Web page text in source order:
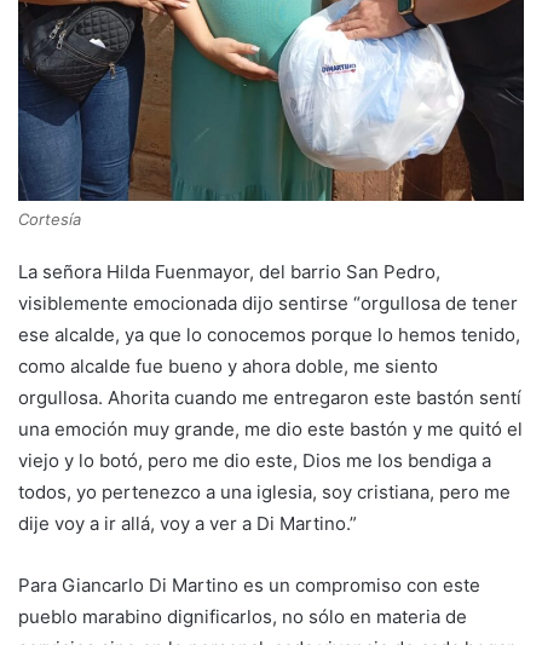
Cortesía
La señora Hilda Fuenmayor, del barrio San Pedro,
visiblemente emocionada dijo sentirse “orgullosa de tener
ese alcalde, ya que lo conocemos porque lo hemos tenido,
como alcalde fue bueno y ahora doble, me siento
orgullosa. Ahorita cuando me entregaron este bastón sentí
una emoción muy grande, me dio este bastón y me quitó el
viejo y lo botó, pero me dio este, Dios me los bendiga a
todos, yo pertenezco a una iglesia, soy cristiana, pero me
dije voy a ir allá, voy a ver a Di Martino.”
Para Giancarlo Di Martino es un compromiso con este
pueblo marabino dignificarlos, no sólo en materia de